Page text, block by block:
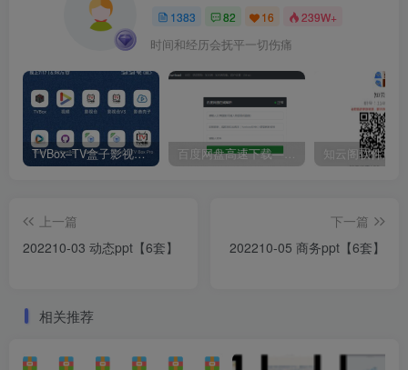
1383 82 16 239W+
时间和经历会抚平一切伤痛
TVBox–TV盒子影视神器【附视频源和下载地址】【附自带源软件】 百度网盘高速下载——解析站点汇总
上一篇
202210-03 动态ppt【6套】
下一篇
202210-05 商务ppt【6套】
相关推荐